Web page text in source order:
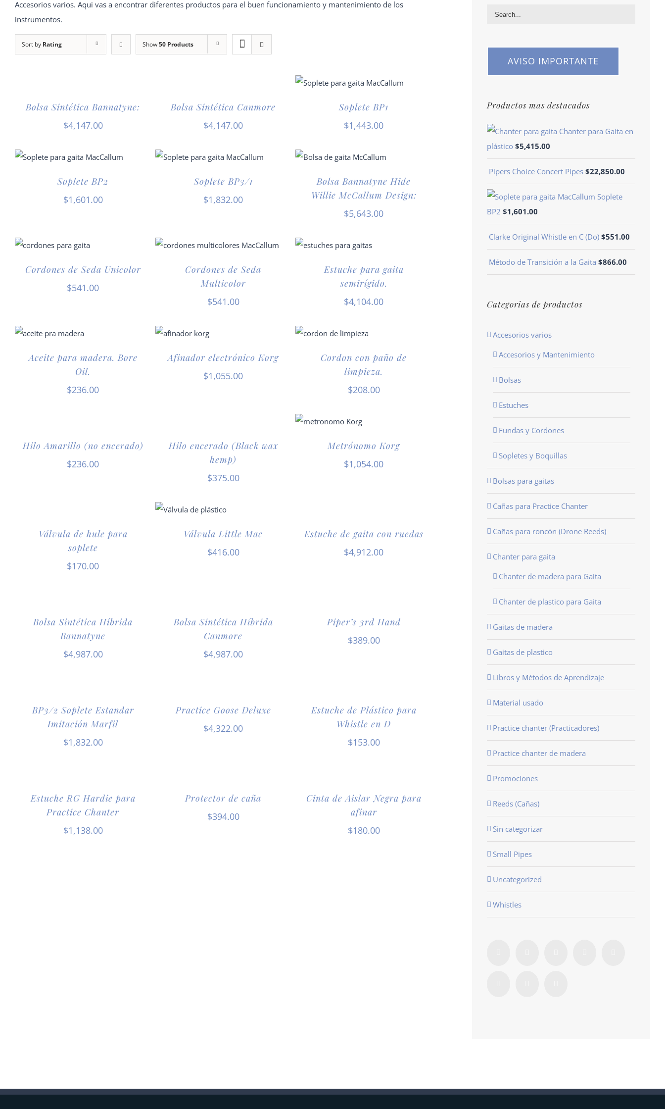
Accesorios varios. Aqui vas a encontrar diferentes productos para el buen funcionamiento y mantenimiento de los
instrumentos.
Sort by Rating Show50 Products
Bolsa Sintética Bannatyne:
$4,147.00
Bolsa Sintética Canmore
$4,147.00
Soplete BP1
$1,443.00
Soplete BP2
$1,601.00
Soplete BP3/1
$1,832.00
Bolsa Bannatyne Hide
Willie McCallum Design:
$5,643.00
CARRITO
Cordones de Seda Unicolor
$541.00
Cordones de Seda
Multicolor
$541.00
Estuche para gaita
semirígido.
$4,104.00
CARRITO
Aceite para madera. Bore
Oil.
$236.00
Afinador electrónico Korg
$1,055.00
CARRITO
Cordon con paño de
limpieza.
$208.00
Hilo Amarillo (no encerado)
$236.00
Hilo encerado (Black wax
hemp)
$375.00
Metrónomo Korg
$1,054.00
Válvula de hule para
soplete
$170.00
CARRITO
Válvula Little Mac
$416.00
Estuche de gaita con ruedas
$4,912.00
Bolsa Sintética Híbrida
Bannatyne
$4,987.00
Bolsa Sintética Híbrida
Canmore
$4,987.00
Piper’s 3rd Hand
$389.00
BP3/2 Soplete Estandar
Imitación Marfil
$1,832.00
Practice Goose Deluxe
$4,322.00
Estuche de Plástico para
Whistle en D
$153.00
Estuche RG Hardie para
Practice Chanter
$1,138.00
Protector de caña
$394.00
Cinta de Aislar Negra para
afinar
$180.00
AVISO IMPORTANTE
Productos mas destacados
Chanter para Gaita en
plástico $5,415.00
Pipers Choice Concert Pipes $22,850.00
Soplete
BP2 $1,601.00
Clarke Original Whistle en C (Do) $551.00
Método de Transición a la Gaita $866.00
Categorias de productos
Accesorios varios
Accesorios y Mantenimiento
Bolsas
Estuches
Fundas y Cordones
Sopletes y Boquillas
Bolsas para gaitas
Cañas para Practice Chanter
Cañas para roncón (Drone Reeds)
Chanter para gaita
Chanter de madera para Gaita
Chanter de plastico para Gaita
Gaitas de madera
Gaitas de plastico
Libros y Métodos de Aprendizaje
Material usado
Practice chanter (Practicadores)
Practice chanter de madera
Promociones
Reeds (Cañas)
Sin categorizar
Small Pipes
Uncategorized
Whistles